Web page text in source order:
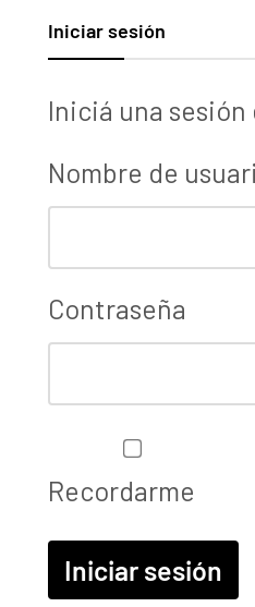
Iniciar sesión
Iniciá una
Nombre de
Contraseña
Recordarme